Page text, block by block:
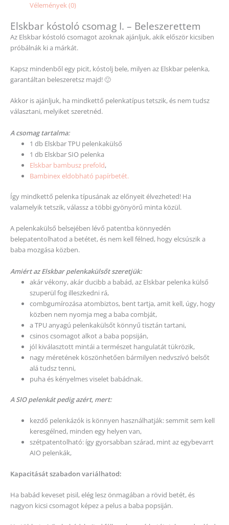
Vélemények (0)
Elskbar kóstoló csomag I. – Beleszerettem
Az Elskbar kóstoló csomagot azoknak ajánljuk, akik először kicsiben
próbálnák ki a márkát.
Kapsz mindenből egy picit, kóstolj bele, milyen az Elskbar pelenka,
garantáltan beleszeretsz majd! 🙂
Akkor is ajánljuk, ha mindkettő pelenkatípus tetszik, és nem tudsz
választani, melyiket szeretnéd.
A csomag tartalma:
1 db Elskbar TPU pelenkakülső
1 db Elskbar SIO pelenka
Elskbar bambusz prefold,
Bambinex eldobható papírbetét.
Így mindkettő pelenka típusának az előnyeit élvezheted! Ha
valamelyik tetszik, válassz a többi gyönyörű minta közül.
A pelenkakülső belsejében lévő patentba könnyedén
belepatentolhatod a betétet, és nem kell félned, hogy elcsúszik a
baba mozgása közben.
Amiért az Elskbar pelenkakülsőt szeretjük:
akár vékony, akár ducibb a babád, az Elskbar pelenka külső
szuperül fog illeszkedni rá,
combgumírozása atombiztos, bent tartja, amit kell, úgy, hogy
közben nem nyomja meg a baba combját,
a TPU anyagú pelenkakülsőt könnyű tisztán tartani,
csinos csomagot alkot a baba popsiján,
jól kiválasztott mintái a természet hangulatát tükrözik,
nagy méretének köszönhetően bármilyen nedvszívó belsőt
alá tudsz tenni,
puha és kényelmes viselet babádnak.
A SIO pelenkát pedig azért, mert:
kezdő pelenkázók is könnyen használhatják: semmit sem kell
keresgélned, minden egy helyen van,
szétpatentolható: így gyorsabban szárad, mint az egybevarrt
AIO pelenkák,
Kapacitását szabadon variálhatod:
Ha babád keveset pisil, elég lesz önmagában a rövid betét, és
nagyon kicsi csomagot képez a pelus a baba popsiján.